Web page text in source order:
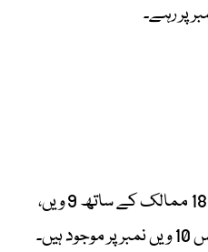
پولینڈ اور ہنگری کے پاسپورٹ 183 ممالک کے ساتھ 9 ویں،